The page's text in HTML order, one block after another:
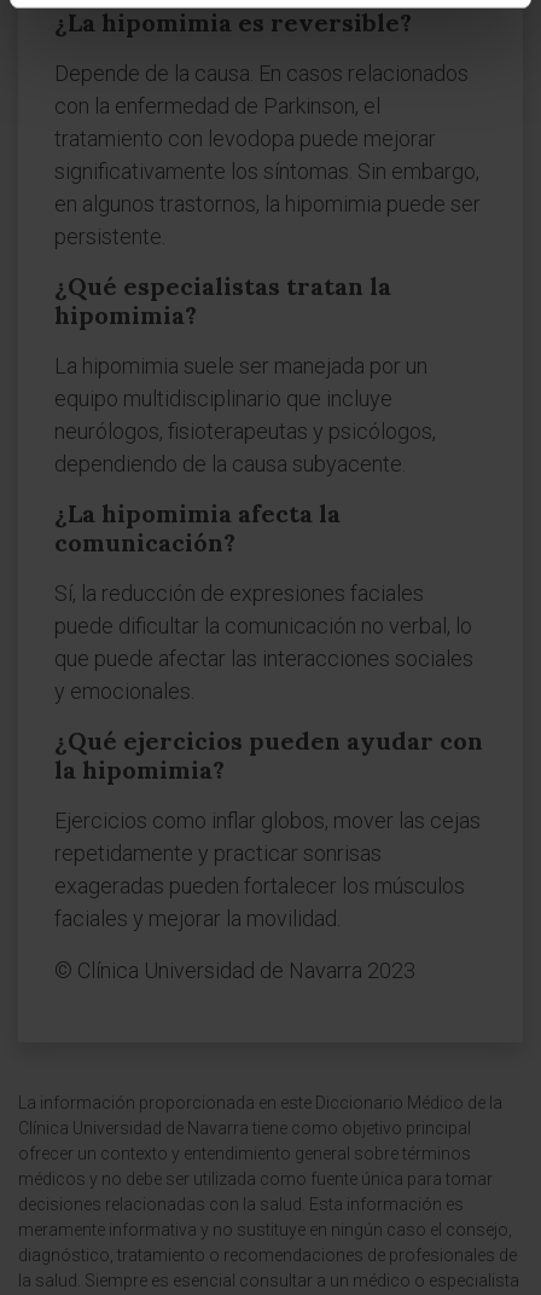
¿La hipomimia es reversible?
Depende de la causa. En casos relacionados
con la enfermedad de Parkinson, el
tratamiento con levodopa puede mejorar
significativamente los síntomas. Sin embargo,
en algunos trastornos, la hipomimia puede ser
persistente.
¿Qué especialistas tratan la
hipomimia?
La hipomimia suele ser manejada por un
equipo multidisciplinario que incluye
neurólogos, fisioterapeutas y psicólogos,
dependiendo de la causa subyacente.
¿La hipomimia afecta la
comunicación?
Sí, la reducción de expresiones faciales
puede dificultar la comunicación no verbal, lo
que puede afectar las interacciones sociales
y emocionales.
¿Qué ejercicios pueden ayudar con
la hipomimia?
Ejercicios como inflar globos, mover las cejas
repetidamente y practicar sonrisas
exageradas pueden fortalecer los músculos
faciales y mejorar la movilidad.
© Clínica Universidad de Navarra 2023
La información proporcionada en este Diccionario Médico de la
Clínica Universidad de Navarra tiene como objetivo principal
ofrecer un contexto y entendimiento general sobre términos
médicos y no debe ser utilizada como fuente única para tomar
decisiones relacionadas con la salud. Esta información es
meramente informativa y no sustituye en ningún caso el consejo,
diagnóstico, tratamiento o recomendaciones de profesionales de
la salud. Siempre es esencial consultar a un médico o especialista